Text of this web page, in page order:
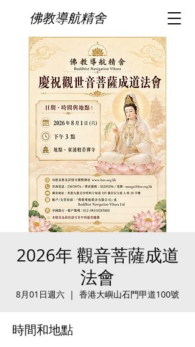
佛教導航精舍
2026年 觀音菩薩成道
法會
8月01日週六
  |
香港大嶼山石門甲道100號
時間和地點